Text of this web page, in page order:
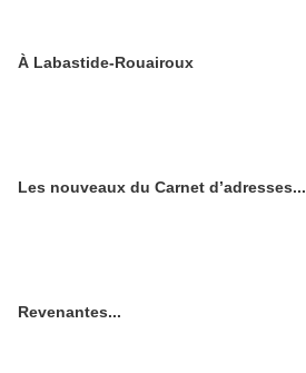
À Labastide-Rouairoux
Les nouveaux du Carnet d’adresses...
Revenantes...